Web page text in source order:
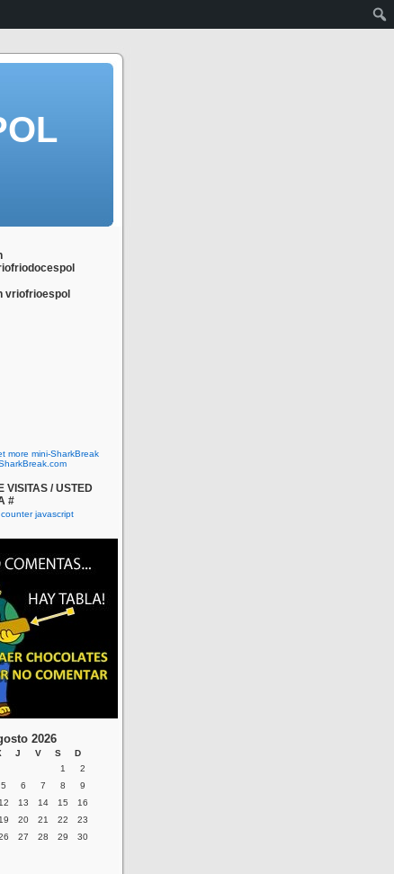
vriofrioespol
more mini-SharkBreak
VISITAS / USTED
#
2026
J V S
D
1
2
5 6 7 8
9
12 13 14 15
16
19 20 21 22
23
27 28 29
30